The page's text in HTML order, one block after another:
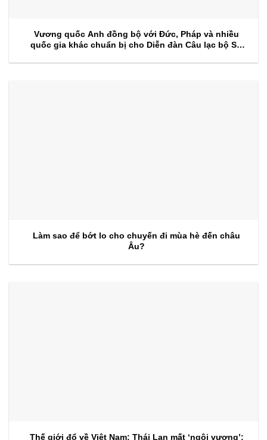
Vương quốc Anh đồng bộ với Đức, Pháp và nhiều
quốc gia khác chuẩn bị cho Diễn đàn Câu lạc bộ Sự
Làm sao để bớt lo cho chuyến đi mùa hè đến châu
Âu?
Thế giới đổ về Việt Nam; Thái Lan mất ‘ngôi vương’: